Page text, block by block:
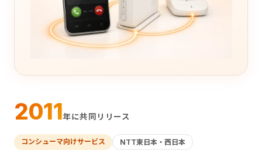
2011年に共同リリース
コンシューマ向けサービス NTT東日本・西日本